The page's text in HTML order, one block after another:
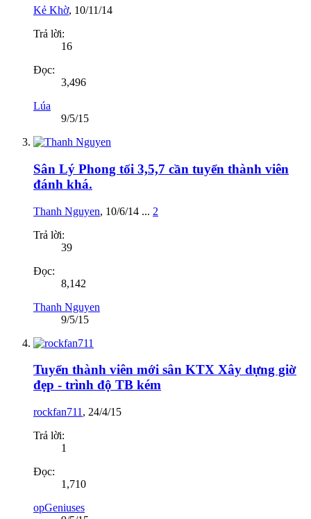
Kẻ Khờ, 10/11/14
Trả lời:
16
Đọc:
3,496
Lúa
9/5/15
Sân Lý Phong tối 3,5,7 cần tuyển thành viên
đánh khá.
Thanh Nguyen, 10/6/14 ... 2
Trả lời:
39
Đọc:
8,142
Thanh Nguyen
9/5/15
Tuyển thành viên mới sân KTX Xây dựng giờ
đẹp - trình độ TB kém
rockfan711 , 24/4/15
Trả lời:
1
Đọc:
1,710
opGeniuses